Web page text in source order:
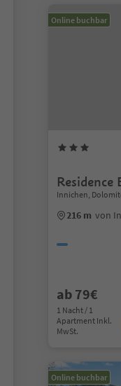
Online buchbar
Residence
Innichen,
216 m von
ab 79€
1 Nacht / 1
Apartment Inkl.
MwSt.
Online buchbar